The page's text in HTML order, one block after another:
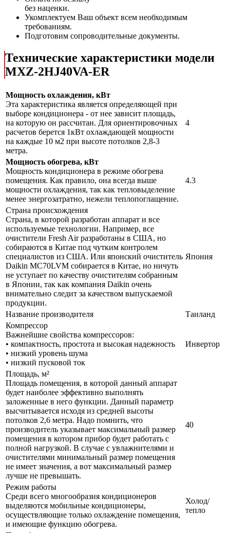
без наценки.
Укомплектуем Ваш объект всем необходимым
требованиям.
Подготовим сопроводительные документы.
Технические характеристики модели
MXZ-2HJ40VA-ER
Мощность охлаждения, кВт
Эта характеристика является определяющей при
выборе кондиционера - от нее зависит площадь,
на которую он рассчитан. Для ориентировочных
расчетов берется 1кВт охлаждающей мощности
на каждые 10 м2 при высоте потолков 2,8-3
метра.
4
Мощность обогрева, кВт
Мощность кондиционера в режиме обогрева
помещения. Как правило, она всегда выше
мощности охлаждения, так как тепловыделение
менее энергозатратно, нежели теплопоглащение.
4.3
Страна происхождения
Страна, в которой разработан аппарат и все
используемые технологии. Например, все
очистители Fresh Air разработаны в США, но
собираются в Китае под чутким контролем
специалистов из США. Или японский очиститель
Daikin MC70LVM собирается в Китае, но ничуть
не уступает по качеству очистителям собранным
в Японии, так как компания Daikin очень
внимательно следит за качеством выпускаемой
продукции.
Япония
Название производителя
Таиланд
Компрессор
Важнейшие свойства компрессоров:
• компактность, простота и высокая надежность
• низкий уровень шума
• низкий пусковой ток
Инвертор
Площадь, м²
Площадь помещения, в которой данный аппарат
будет наиболее эффективно выполнять
заложенные в него функции. Данный параметр
высчитывается исходя из средней высоты
потолков 2,6 метра. Надо помнить, что
производитель указывает максимальный размер
помещения в котором прибор будет работать с
полной нагрузкой. В случае с увлажнителями и
очистителями минимальный размер помещения
не имеет значения, а вот максимальный размер
лучше не превышать.
40
Режим работы
Среди всего многообразия кондиционеров
выделяются мобильные кондиционеры,
осуществляющие только охлаждение помещения,
и имеющие функцию обогрева.
Холод/
тепло